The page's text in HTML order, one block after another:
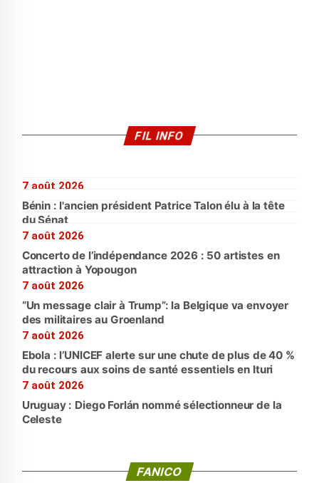
FIL INFO
7 août 2026
Bénin : l'ancien président Patrice Talon élu à la tête
du Sénat
7 août 2026
Concerto de l’indépendance 2026 : 50 artistes en
attraction à Yopougon
7 août 2026
“Un message clair à Trump”: la Belgique va envoyer
des militaires au Groenland
7 août 2026
Ebola : l’UNICEF alerte sur une chute de plus de 40 %
du recours aux soins de santé essentiels en Ituri
7 août 2026
Uruguay : Diego Forlán nommé sélectionneur de la
Celeste
FANICO